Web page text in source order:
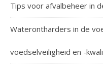
Tips voor afvalbeheer in
Waterontharders in de
voedselveiligheid en -